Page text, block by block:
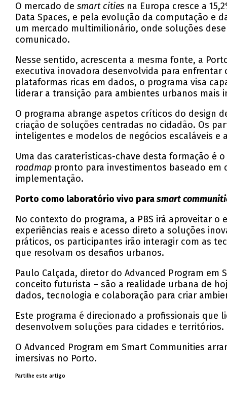
O Porto será utilizado como laboratório vivo,
O programa inicia a 28 de setembro,
O mercado desmart cities na Europa cresce a
Data Spaces, e pela evolução da computação e
um mercado multimilionário, onde soluções
comunicado.
Nesse sentido, acrescenta a mesma fonte, a
executiva inovadora desenvolvida para
plataformas ricas em dados, o programa visa
liderar a transição para ambientes urbanos mais
O programa abrange aspetos críticos do design
criação de soluções centradas no cidadão. Os
inteligentes e modelos de negócios escaláveis
Uma das caraterísticas-chave desta formação é
roadmap pronto para investimentos baseado em
implementação.
Porto como laboratório vivo parasmart
No contexto do programa, a PBS irá aproveitar
experiências reais e acesso direto a soluções
práticos, os participantes irão interagir com as
que resolvam os desafios urbanos.
Paulo Calçada, diretor do Advanced Program
conceito futurista – são a realidade urbana de
dados, tecnologia e colaboração para criar
Este programa é direcionado a profissionais
desenvolvem soluções para cidades e territórios.
O Advanced Program em Smart Communities
imersivas no Porto.
Partilhe este artigo